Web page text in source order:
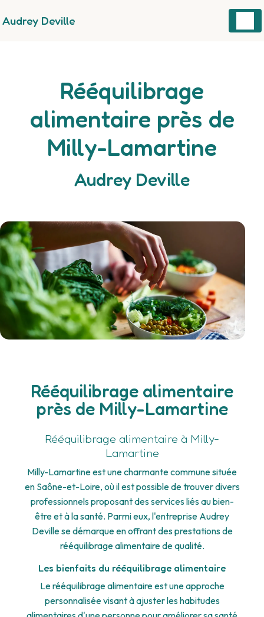
Audrey Deville
Rééquilibrage
alimentaire près de
Milly-Lamartine
Audrey Deville
Rééquilibrage alimentaire
près de Milly-Lamartine
Rééquilibrage alimentaire à Milly-
Lamartine
Milly-Lamartine est une charmante commune située
en Saône-et-Loire, où il est possible de trouver divers
professionnels proposant des services liés au bien-
être et à la santé. Parmi eux, l'entreprise Audrey
Deville se démarque en offrant des prestations de
rééquilibrage alimentaire de qualité.
Les bienfaits du rééquilibrage alimentaire
Le rééquilibrage alimentaire est une approche
personnalisée visant à ajuster les habitudes